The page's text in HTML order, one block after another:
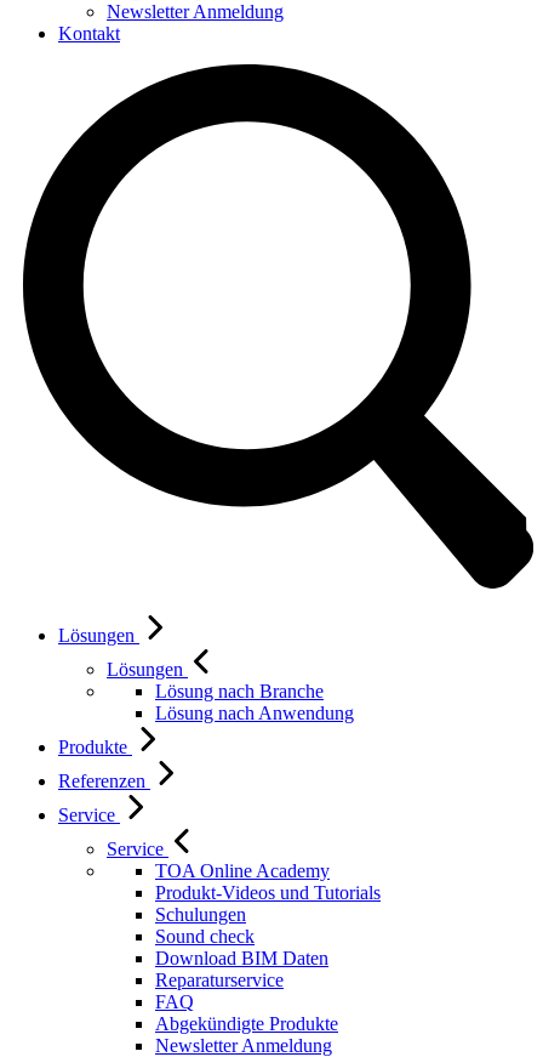
Newsletter Anmeldung
Kontakt
Lösungen
Lösungen
Lösung nach Branche
Lösung nach Anwendung
Produkte
Referenzen
Service
Service
TOA Online Academy
Produkt-Videos und Tutorials
Schulungen
Sound check
Download BIM Daten
Reparaturservice
FAQ
Abgekündigte Produkte
Newsletter Anmeldung